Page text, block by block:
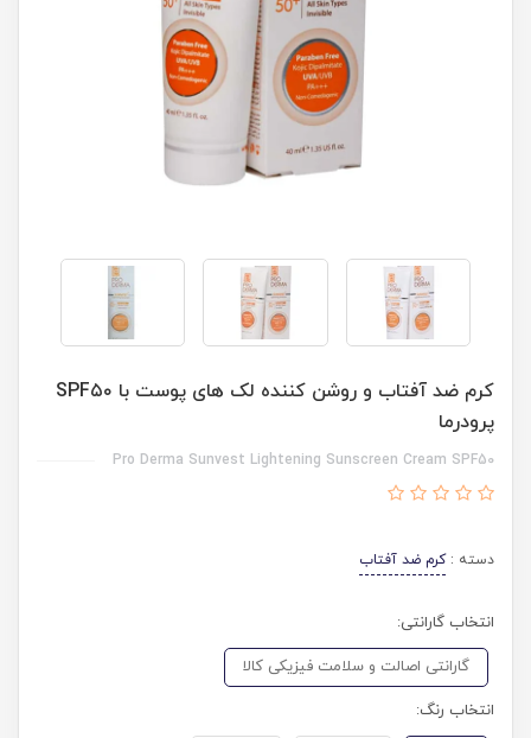
کرم ضد آفتاب و روشن کننده لک های پوست با SPF۵۰
پرودرما
Pro Derma Sunvest Lightening Sunscreen Cream SPF50
دسته :کرم ضد آفتاب
انتخاب گارانتی:
گارانتی اصالت و سلامت فیزیکی کالا
انتخاب رنگ: